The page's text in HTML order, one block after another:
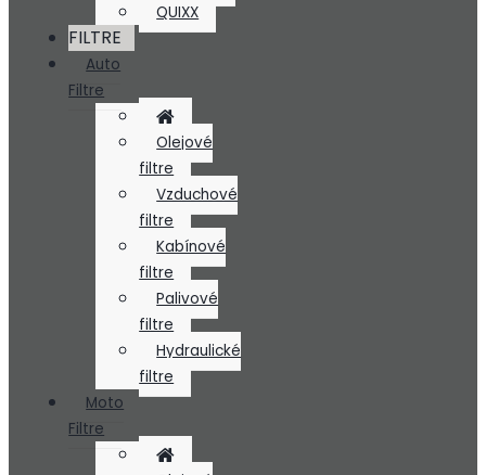
QUIXX
FILTRE
Auto
Filtre
Olejové
filtre
Vzduchové
filtre
Kabínové
filtre
Palivové
filtre
Hydraulické
filtre
Moto
Filtre